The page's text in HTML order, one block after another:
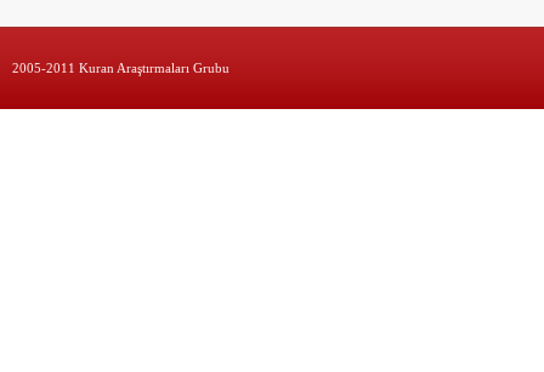
2005-2011 Kuran Araştırmaları Grubu